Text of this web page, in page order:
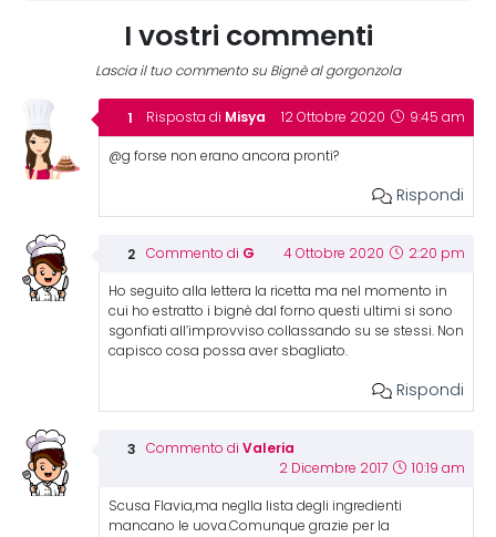
I vostri commenti
Lascia il tuo commento su Bignè al gorgonzola
Risposta di Misya 12 Ottobre 2020 9:45 am
@g forse non erano ancora pronti?
Rispondi
Commento di G 4 Ottobre 2020 2:20 pm
Ho seguito alla lettera la ricetta ma nel momento in
cui ho estratto i bignè dal forno questi ultimi si sono
sgonfiati all’improvviso collassando su se stessi. Non
capisco cosa possa aver sbagliato.
Rispondi
Commento di Valeria
2 Dicembre 2017 10:19 am
Scusa Flavia,ma neglla lista degli ingredienti
mancano le uova.Comunque grazie per la